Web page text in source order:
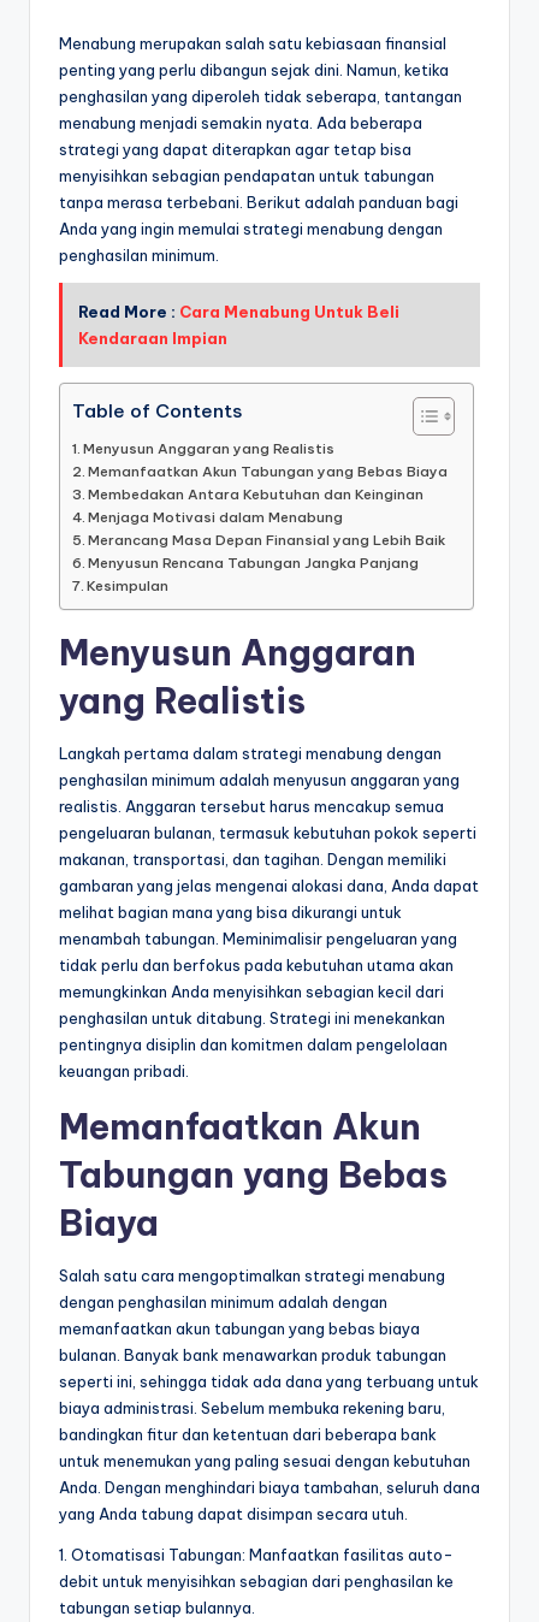
Menabung merupakan salah satu kebiasaan finansial
penting yang perlu dibangun sejak dini. Namun, ketika
penghasilan yang diperoleh tidak seberapa, tantangan
menabung menjadi semakin nyata. Ada beberapa
strategi yang dapat diterapkan agar tetap bisa
menyisihkan sebagian pendapatan untuk tabungan
tanpa merasa terbebani. Berikut adalah panduan bagi
Anda yang ingin memulai strategi menabung dengan
penghasilan minimum.
Read More : Cara Menabung Untuk Beli
Kendaraan Impian
Table of Contents
Menyusun Anggaran yang Realistis
Memanfaatkan Akun Tabungan yang Bebas Biaya
Membedakan Antara Kebutuhan dan Keinginan
Menjaga Motivasi dalam Menabung
Merancang Masa Depan Finansial yang Lebih Baik
Menyusun Rencana Tabungan Jangka Panjang
Kesimpulan
Menyusun Anggaran
yang Realistis
Langkah pertama dalam strategi menabung dengan
penghasilan minimum adalah menyusun anggaran yang
realistis. Anggaran tersebut harus mencakup semua
pengeluaran bulanan, termasuk kebutuhan pokok seperti
makanan, transportasi, dan tagihan. Dengan memiliki
gambaran yang jelas mengenai alokasi dana, Anda dapat
melihat bagian mana yang bisa dikurangi untuk
menambah tabungan. Meminimalisir pengeluaran yang
tidak perlu dan berfokus pada kebutuhan utama akan
memungkinkan Anda menyisihkan sebagian kecil dari
penghasilan untuk ditabung. Strategi ini menekankan
pentingnya disiplin dan komitmen dalam pengelolaan
keuangan pribadi.
Memanfaatkan Akun
Tabungan yang Bebas
Biaya
Salah satu cara mengoptimalkan strategi menabung
dengan penghasilan minimum adalah dengan
memanfaatkan akun tabungan yang bebas biaya
bulanan. Banyak bank menawarkan produk tabungan
seperti ini, sehingga tidak ada dana yang terbuang untuk
biaya administrasi. Sebelum membuka rekening baru,
bandingkan fitur dan ketentuan dari beberapa bank
untuk menemukan yang paling sesuai dengan kebutuhan
Anda. Dengan menghindari biaya tambahan, seluruh dana
yang Anda tabung dapat disimpan secara utuh.
1. Otomatisasi Tabungan: Manfaatkan fasilitas auto-
debit untuk menyisihkan sebagian dari penghasilan ke
tabungan setiap bulannya.